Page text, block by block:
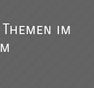
Kleidung...“
Reisetipps • Re:
im